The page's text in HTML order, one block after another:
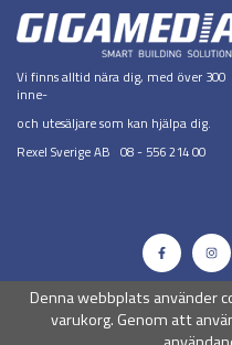
Vi finns alltid nära dig, med över 300
inne-
och utesäljare som kan hjälpa dig.
Rexel Sverige AB 08 - 556 214 00
Denna webbplats använder
varukorg. Genom att